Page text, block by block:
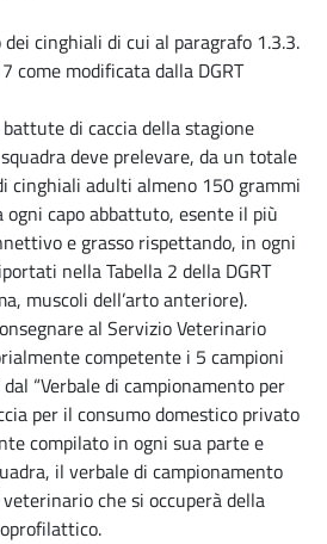
cinghiali di cui al paragrafo 1.3.3.
come modificata dalla DGRT
di caccia della stagione
deve prelevare, da un totale
cinghiali adulti almeno 150 grammi
capo abbattuto, esente il più
e grasso rispettando, in ogni
nella Tabella 2 della DGRT
muscoli dell’arto anteriore).
al Servizio Veterinario
competente i 5 campioni
“Verbale di campionamento per
per il consumo domestico privato
compilato in ogni sua parte e
il verbale di campionamento
che si occuperà della